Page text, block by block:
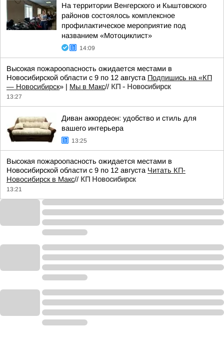
На территории Венгерского и Кыштовского
районов состоялось комплексное
профилактическое мероприятие под
названием «Мотоциклист»
14:09
Высокая пожароопасность ожидается местами в
Новосибирской области с 9 по 12 августа Подпишись на «КП
— Новосибирск» | Мы в Mакс// КП - Новосибирск
13:27
Диван аккордеон: удобство и стиль для
вашего интерьера
13:25
Высокая пожароопасность ожидается местами в
Новосибирской области с 9 по 12 августа Читать КП-
Новосибирск в Макс// КП Новосибирск
13:21